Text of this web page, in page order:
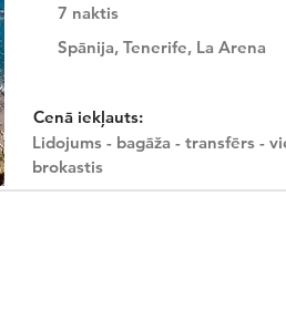
7 naktis
Spānija, Tenerife, La Arena
Cenā iekļauts:
Lidojums - bagāža - transfērs -
brokastis